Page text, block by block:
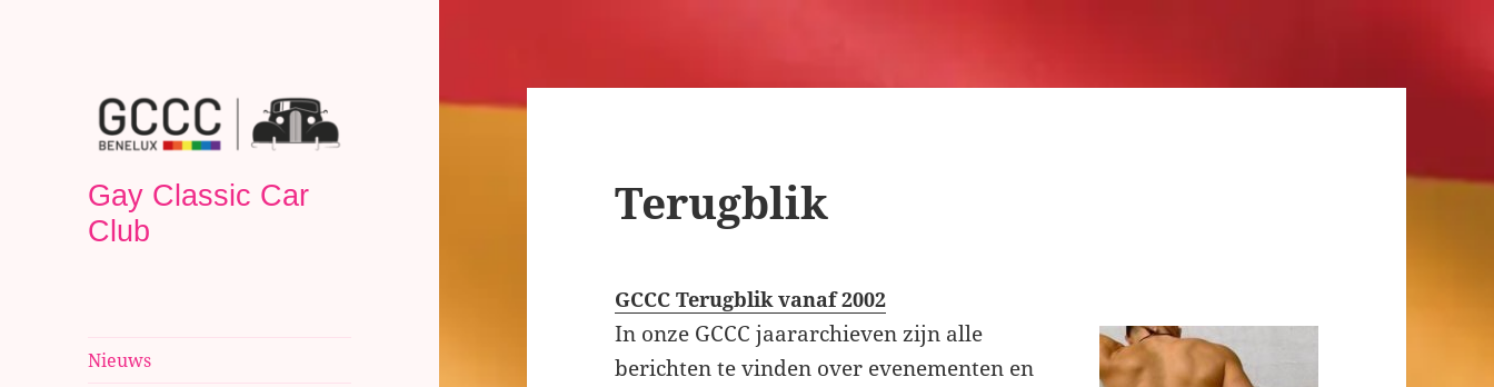
Gay Classic Car
Club
Nieuws
Terugblik
GCCC Terugblik vanaf 2002
In onze GCCC jaararchieven zijn alle
berichten te vinden over evenementen en